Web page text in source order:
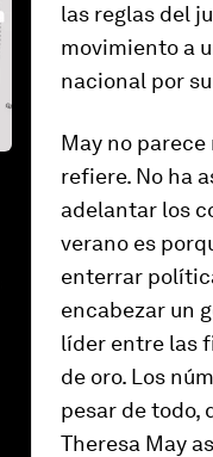
las reglas del
movimiento a
nacional por
May no parece
refiere. No ha
adelantar los
verano es
enterrar
encabezar un
líder entre las
de oro. Los
pesar de todo,
Theresa May